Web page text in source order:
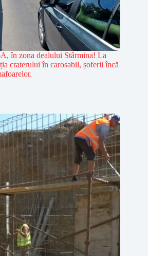
în zona dealului Stârmina! La
craterului în carosabil, șoferii încă